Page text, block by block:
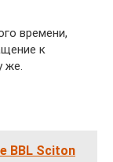
времени,
к
же.
BBL Sciton